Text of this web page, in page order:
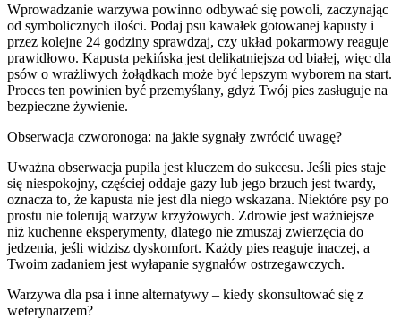
Wprowadzanie warzywa powinno odbywać się powoli, zaczynając
od symbolicznych ilości. Podaj psu kawałek gotowanej kapusty i
przez kolejne 24 godziny sprawdzaj, czy układ pokarmowy reaguje
prawidłowo. Kapusta pekińska jest delikatniejsza od białej, więc dla
psów o wrażliwych żołądkach może być lepszym wyborem na start.
Proces ten powinien być przemyślany, gdyż Twój pies zasługuje na
bezpieczne żywienie.
Obserwacja czworonoga: na jakie sygnały zwrócić uwagę?
Uważna obserwacja pupila jest kluczem do sukcesu. Jeśli pies staje
się niespokojny, częściej oddaje gazy lub jego brzuch jest twardy,
oznacza to, że kapusta nie jest dla niego wskazana. Niektóre psy po
prostu nie tolerują warzyw krzyżowych. Zdrowie jest ważniejsze
niż kuchenne eksperymenty, dlatego nie zmuszaj zwierzęcia do
jedzenia, jeśli widzisz dyskomfort. Każdy pies reaguje inaczej, a
Twoim zadaniem jest wyłapanie sygnałów ostrzegawczych.
Warzywa dla psa i inne alternatywy – kiedy skonsultować się z
weterynarzem?